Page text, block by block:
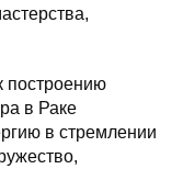
построению
в Раке
в стремлении